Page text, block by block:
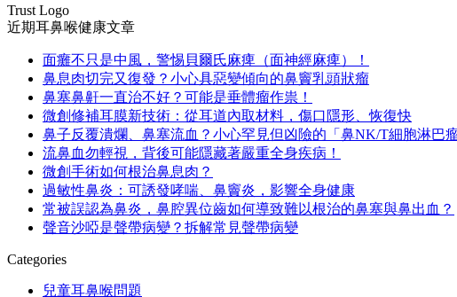
Trust Logo
近期耳鼻喉健康文章
面癱不只是中風，警惕貝爾氏麻痺（面神經麻痺）！
鼻息肉切完又復發？小心具惡變傾向的鼻竇乳頭狀瘤
鼻塞鼻鼾一直治不好？可能是垂體瘤作祟！
微創修補耳膜新技術：從耳道內取材料，傷口隱形、恢復快
鼻子反覆潰爛、鼻塞流血？小心罕見但凶險的「鼻NK/T細胞淋巴瘤
流鼻血勿輕視，背後可能隱藏著嚴重全身疾病！
微創手術如何根治鼻息肉？
過敏性鼻炎：可誘發哮喘、鼻竇炎，影響全身健康
常被誤認為鼻炎，鼻腔異位齒如何導致難以根治的鼻塞與鼻出血？
聲音沙啞是聲帶病變？拆解常見聲帶病變
Categories
兒童耳鼻喉問題